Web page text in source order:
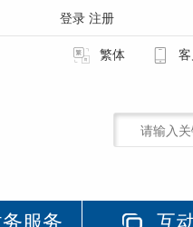
登录 注册
繁体
服务 互